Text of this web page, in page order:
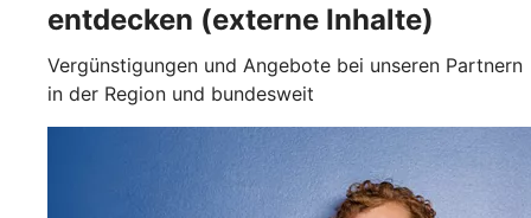
entdecken (externe Inhalte)
Vergünstigungen und Angebote bei unseren Partnern
in der Region und bundesweit